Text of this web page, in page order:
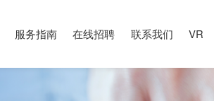
服务指南 在线招聘 联系我们 VR